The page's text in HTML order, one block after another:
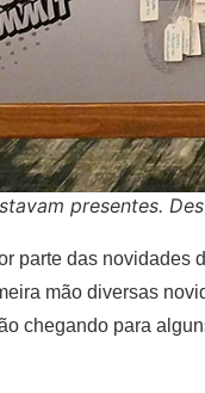
presentes.
parte das
mão diversas
chegando para